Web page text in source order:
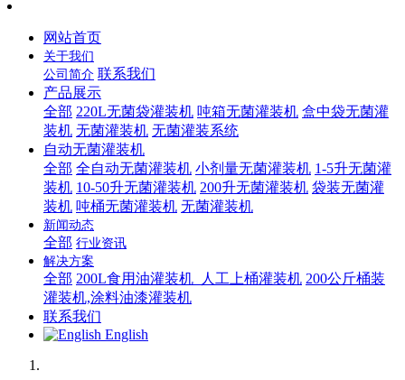
网站首页
关于我们
公司简介 联系我们
产品展示
全部 220L无菌袋灌装机 吨箱无菌灌装机 盒中袋无菌灌
装机 无菌灌装机 无菌灌装系统
自动无菌灌装机
全部 全自动无菌灌装机 小剂量无菌灌装机 1-5升无菌灌
装机 10-50升无菌灌装机 200升无菌灌装机 袋装无菌灌
装机 吨桶无菌灌装机 无菌灌装机
新闻动态
全部 行业资讯
解决方案
全部 200L食用油灌装机_人工上桶灌装机 200公斤桶装
灌装机,涂料油漆灌装机
联系我们
English